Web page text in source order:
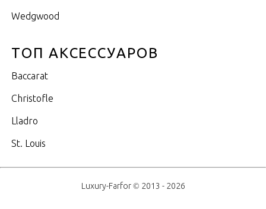
Wedgwood
ТОП АКСЕССУАРОВ
Baccarat
Christofle
Lladro
St. Louis
Luxury-Farfor © 2013 - 2026